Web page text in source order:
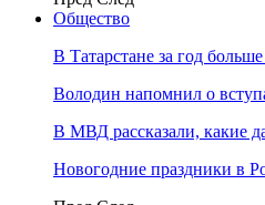
Общество
В Татарстане за год
Володин напомнил о
В МВД рассказали, какие
Новогодние праздники в